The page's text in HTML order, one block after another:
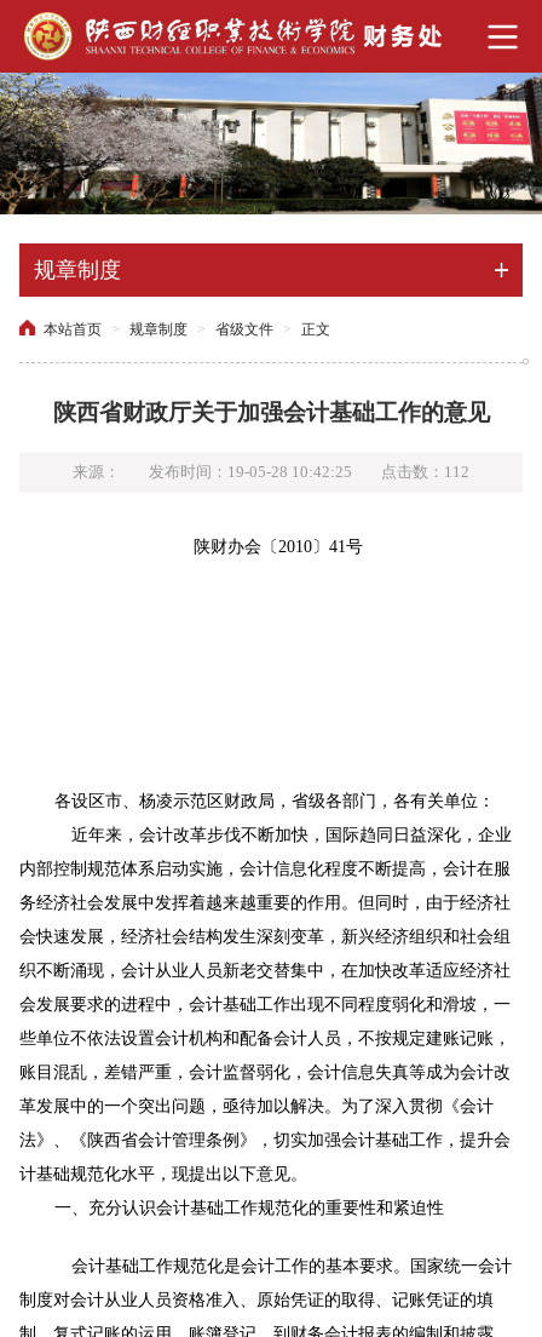
规章制度
本站首页 > 规章制度 > 省级文件 > 正文
陕西省财政厅关于加强会计基础工作的意见
来源： 发布时间：19-05-28 10:42:25 点击数： 112
陕财办会〔2010〕41号
各设区市、杨凌示范区财政局，省级各部门，各有关单位：
近年来，会计改革步伐不断加快，国际趋同日益深化，企业
内部控制规范体系启动实施，会计信息化程度不断提高，会计在服
务经济社会发展中发挥着越来越重要的作用。但同时，由于经济社
会快速发展，经济社会结构发生深刻变革，新兴经济组织和社会组
织不断涌现，会计从业人员新老交替集中，在加快改革适应经济社
会发展要求的进程中，会计基础工作出现不同程度弱化和滑坡，一
些单位不依法设置会计机构和配备会计人员，不按规定建账记账，
账目混乱，差错严重，会计监督弱化，会计信息失真等成为会计改
革发展中的一个突出问题，亟待加以解决。为了深入贯彻《会计
法》、《陕西省会计管理条例》，切实加强会计基础工作，提升会
计基础规范化水平，现提出以下意见。
一、充分认识会计基础工作规范化的重要性和紧迫性
会计基础工作规范化是会计工作的基本要求。国家统一会计
制度对会计从业人员资格准入、原始凭证的取得、记账凭证的填
制、复式记账的运用、账簿登记，到财务会计报表的编制和披露、